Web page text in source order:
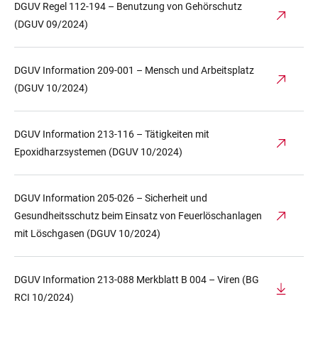
DGUV Regel 112-194 – Benutzung von Gehörschutz
(DGUV 09/2024)
DGUV Information 209-001 – Mensch und Arbeitsplatz
(DGUV 10/2024)
DGUV Information 213-116 – Tätigkeiten mit
Epoxidharzsystemen (DGUV 10/2024)
DGUV Information 205-026 – Sicherheit und
Gesundheitsschutz beim Einsatz von Feuerlöschanlagen
mit Löschgasen (DGUV 10/2024)
DGUV Information 213-088 Merkblatt B 004 – Viren (BG
RCI 10/2024)